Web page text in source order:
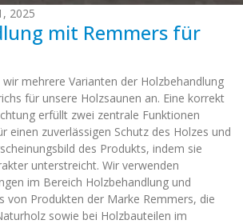
2025
mit Remmers für
mehrere Varianten der Holzbehandlung
für unsere Holzsaunen an. Eine korrekt
erfüllt zwei zentrale Funktionen
einen zuverlässigen Schutz des Holzes und
des Produkts, indem sie
unterstreicht. Wir verwenden
im Bereich Holzbehandlung und
von Produkten der Marke Remmers, die
sowie bei Holzbauteilen im